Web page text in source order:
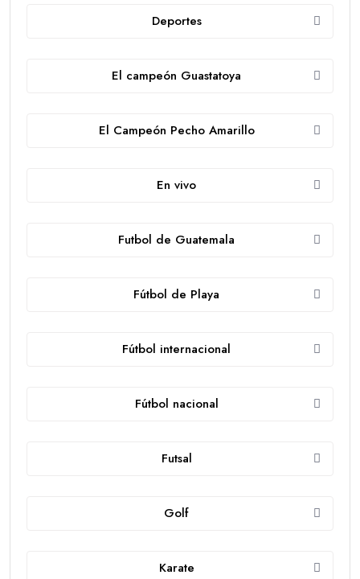
Deportes
El campeón Guastatoya
El Campeón Pecho Amarillo
En vivo
Futbol de Guatemala
Fútbol de Playa
Fútbol internacional
Fútbol nacional
Futsal
Golf
Karate